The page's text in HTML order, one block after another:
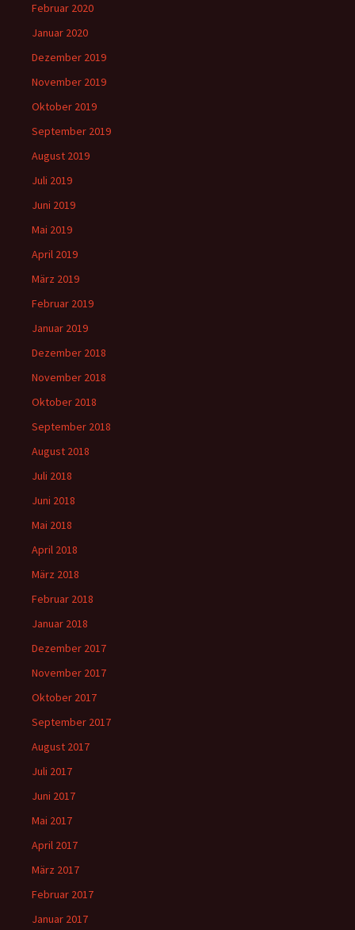
Februar 2020
Januar 2020
Dezember 2019
November 2019
Oktober 2019
September 2019
August 2019
Juli 2019
Juni 2019
Mai 2019
April 2019
März 2019
Februar 2019
Januar 2019
Dezember 2018
November 2018
Oktober 2018
September 2018
August 2018
Juli 2018
Juni 2018
Mai 2018
April 2018
März 2018
Februar 2018
Januar 2018
Dezember 2017
November 2017
Oktober 2017
September 2017
August 2017
Juli 2017
Juni 2017
Mai 2017
April 2017
März 2017
Februar 2017
Januar 2017